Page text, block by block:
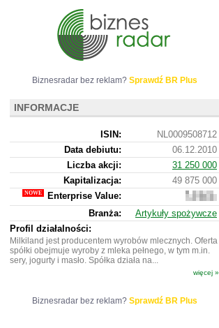
Biznesradar bez reklam? Sprawdź BR Plus
INFORMACJE
ISIN:
NL0009508712
Data debiutu:
06.12.2010
Liczba akcji:
31 250 000
Kapitalizacja:
49 875 000
Enterprise Value:
875
001
Branża:
Artykuły spożywcze
Profil działalności:
Milkiland jest producentem wyrobów mlecznych. Oferta
spółki obejmuje wyroby z mleka pełnego, w tym m.in.
sery, jogurty i masło. Spółka działa na...
więcej »
Biznesradar bez reklam? Sprawdź BR Plus